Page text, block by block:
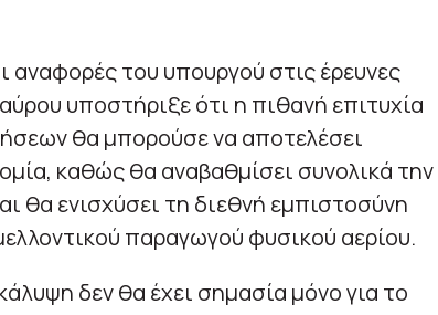
αναφορές του υπουργού στις έρευνες
υποστήριξε ότι η πιθανή επιτυχία
θα μπορούσε να αποτελέσει
καθώς θα αναβαθμίσει συνολικά την
θα ενισχύσει τη διεθνή εμπιστοσύνη
παραγωγού φυσικού αερίου.
δεν θα έχει σημασία μόνο για το